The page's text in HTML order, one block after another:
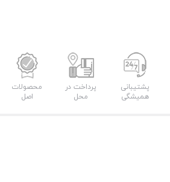
پشتیبانی
همیشگی
پرداخت در
محل
محصولات
اصل